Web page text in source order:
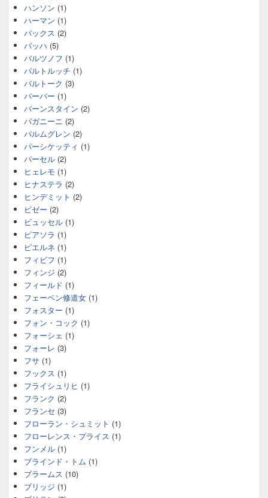
ハンソン (1)
ハーマン (1)
バックス (2)
バッハ (5)
バルツノフ (1)
バルトルッチ (1)
バルトーク (3)
バーバー (1)
バーンスタイン (2)
パガニーニ (2)
パルムグレン (2)
パーシケッティ (1)
パーセル (2)
ヒェレモ (1)
ヒナステラ (2)
ヒンデミット (2)
ビゼー (2)
ビュッセル (1)
ピアソラ (1)
ピエルネ (1)
フィビフ (1)
フィンジ (2)
フィールド (1)
フェーベン修道女 (1)
フォスター (1)
フォン・コック (1)
フォーシェ (1)
フォーレ (3)
フサ (1)
フックス (1)
フライシュリヒ (1)
フランク (2)
フランセ (3)
フローラン・シュミット (1)
フローレンス・プライス (1)
フンメル (1)
ブラインド・トム (1)
ブラームス (10)
ブリッジ (1)